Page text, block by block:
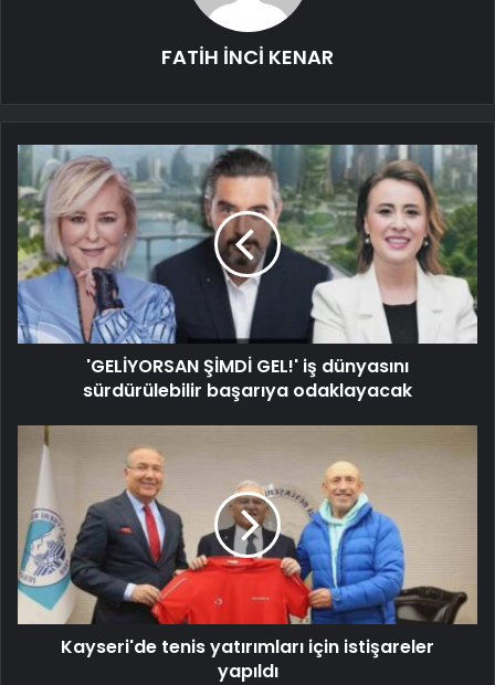
FATİH İNCİ KENAR
'GELİYORSAN ŞİMDİ GEL!' iş dünyasını
sürdürülebilir başarıya odaklayacak
Kayseri'de tenis yatırımları için istişareler
yapıldı